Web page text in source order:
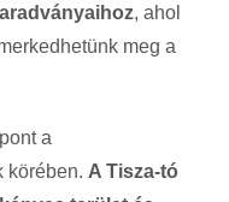
, ahol
meg a
a
körében. A Tisza-tó